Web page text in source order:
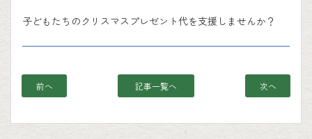
子どもたちのクリスマスプレゼント代を支援しませんか？
前へ 記事一覧へ 次へ